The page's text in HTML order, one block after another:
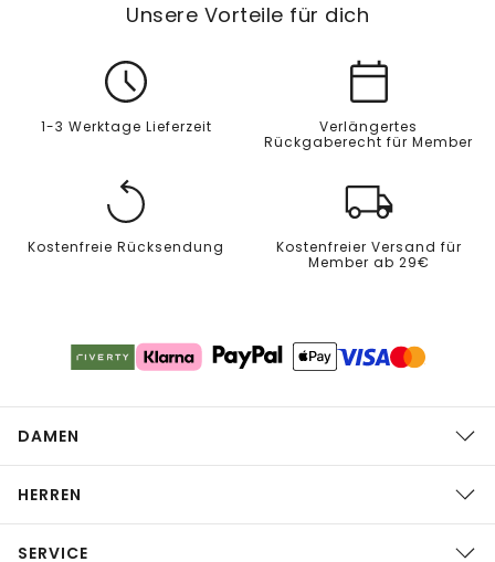
Unsere Vorteile für dich
1-3 Werktage Lieferzeit
Verlängertes
Rückgaberecht für Member
Kostenfreie Rücksendung
Kostenfreier Versand für
Member ab 29€
DAMEN
HERREN
SERVICE